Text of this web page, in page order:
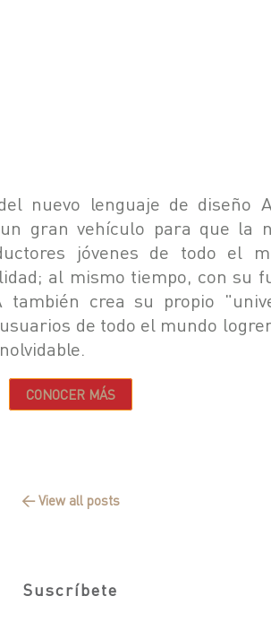
nuevo lenguaje de diseño
gran vehículo para que la
jóvenes de todo el
al mismo tiempo, con su
también crea su propio
de todo el mundo
CONOCER MÁS
← View all posts
Suscríbete